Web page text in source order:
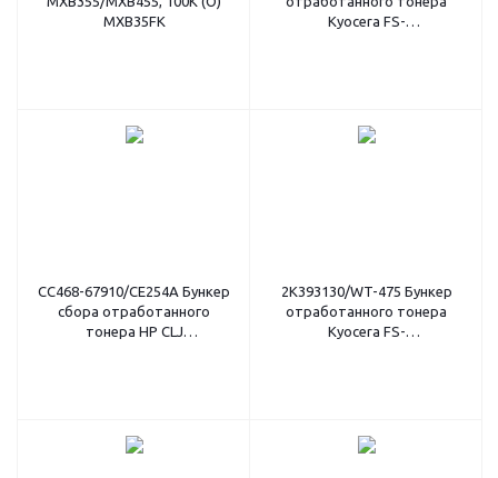
MXB35FK
Kyocera FS-
CC468-67910/CE254A Бункер
сбора отработанного
тонера HP CLJ
2K393130/WT-475 Бункер
отработанного тонера
Kyocera FS-